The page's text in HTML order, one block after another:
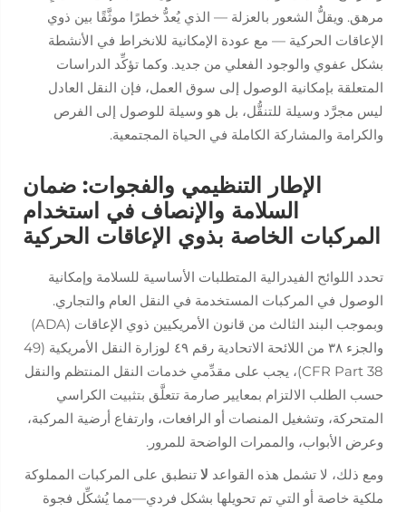
مرهق. ويقلُّ الشعور بالعزلة — الذي يُعدُّ خطرًا موثَّقًا بين ذوي
الإعاقات الحركية — مع عودة الإمكانية للانخراط في الأنشطة
بشكل عفوي والوجود الفعلي من جديد. وكما تؤكِّد الدراسات
المتعلقة بإمكانية الوصول إلى سوق العمل، فإن النقل العادل
ليس مجرَّد وسيلة للتنقُّل، بل هو وسيلة للوصول إلى الفرص
والكرامة والمشاركة الكاملة في الحياة المجتمعية.
الإطار التنظيمي والفجوات: ضمان
السلامة والإنصاف في استخدام
المركبات الخاصة بذوي الإعاقات الحركية
تحدد اللوائح الفيدرالية المتطلبات الأساسية للسلامة وإمكانية
الوصول في المركبات المستخدمة في النقل العام والتجاري.
وبموجب البند الثالث من قانون الأمريكيين ذوي الإعاقات (ADA)
والجزء ٣٨ من اللائحة الاتحادية رقم ٤٩ لوزارة النقل الأمريكية (49
CFR Part 38)، يجب على مقدِّمي خدمات النقل المنتظم والنقل
حسب الطلب الالتزام بمعايير صارمة تتعلَّق بتثبيت الكراسي
المتحركة، وتشغيل المنصات أو الرافعات، وارتفاع أرضية المركبة،
وعرض الأبواب، والممرات الواضحة للمرور.
ومع ذلك، لا تشمل هذه القواعد لا تنطبق على المركبات المملوكة
ملكية خاصة أو التي تم تحويلها بشكل فردي—مما يُشكِّل فجوة